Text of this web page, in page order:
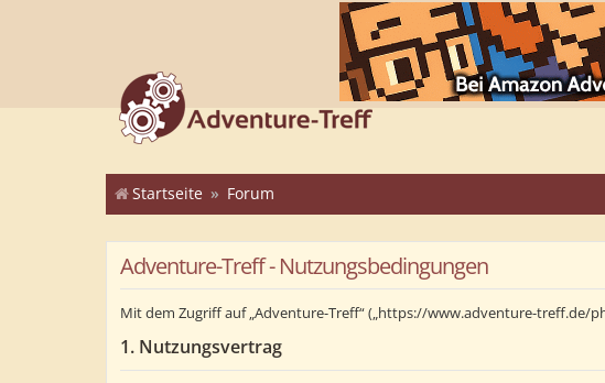
Startseite Forum
Adventure-Treff - Nutzungsbedingungen
Mit dem Zugriff auf „Adventure-Treff“ („https://www.adventure-treff.de/
1. Nutzungsvertrag